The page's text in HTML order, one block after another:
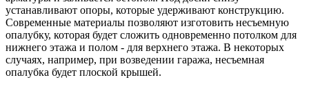
устанавливают опоры, которые удерживают конструкцию.
Современные материалы позволяют изготовить несъемную
опалубку, которая будет сложить одновременно потолком для
нижнего этажа и полом - для верхнего этажа. В некоторых
случаях, например, при возведении гаража, несъемная
опалубка будет плоской крышей.